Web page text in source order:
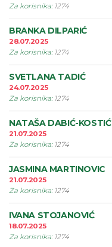
Za korisnika: 1274
BRANKA DILPARIĆ
28.07.2025
Za korisnika: 1274
SVETLANA TADIĆ
24.07.2025
Za korisnika: 1274
NATAŠA DABIĆ-KOSTIĆ
21.07.2025
Za korisnika: 1274
JASMINA MARTINOVIC
21.07.2025
Za korisnika: 1274
IVANA STOJANOVIĆ
18.07.2025
Za korisnika: 1274